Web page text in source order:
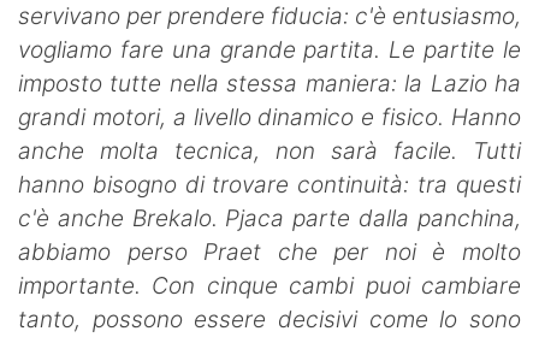
servivano per prendere fiducia: c'è entusiasmo,
vogliamo fare una grande partita. Le partite le
imposto tutte nella stessa maniera: la Lazio ha
grandi motori, a livello dinamico e fisico. Hanno
anche molta tecnica, non sarà facile. Tutti
hanno bisogno di trovare continuità: tra questi
c'è anche Brekalo. Pjaca parte dalla panchina,
abbiamo perso Praet che per noi è molto
importante. Con cinque cambi puoi cambiare
tanto, possono essere decisivi come lo sono